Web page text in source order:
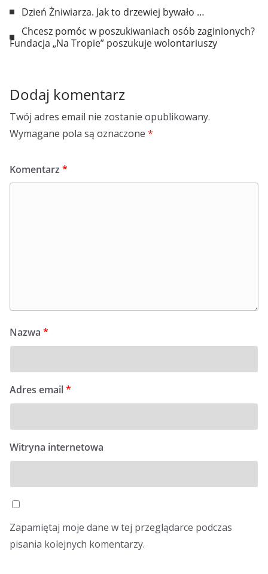
Dzień Żniwiarza. Jak to drzewiej bywało …
Chcesz pomóc w poszukiwaniach osób zaginionych?
Fundacja „Na Tropie” poszukuje wolontariuszy
Dodaj komentarz
Twój adres email nie zostanie opublikowany.
Wymagane pola są oznaczone *
Komentarz *
Nazwa *
Adres email*
Witryna internetowa
Zapamiętaj moje dane w tej przeglądarce podczas
pisania kolejnych komentarzy.